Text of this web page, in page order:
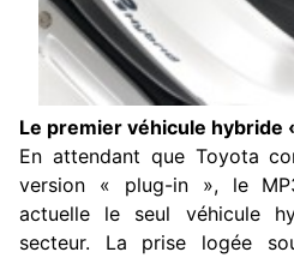
Le premier véhicule hybride
En attendant que Toyota
version « plug-in », le
actuelle le seul véhicule
secteur. La prise logée